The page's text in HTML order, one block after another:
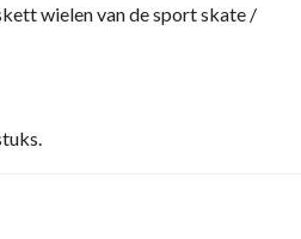
wielen van de sport skate /